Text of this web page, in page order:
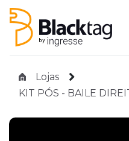
Lojas
KIT PÓS - BAILE